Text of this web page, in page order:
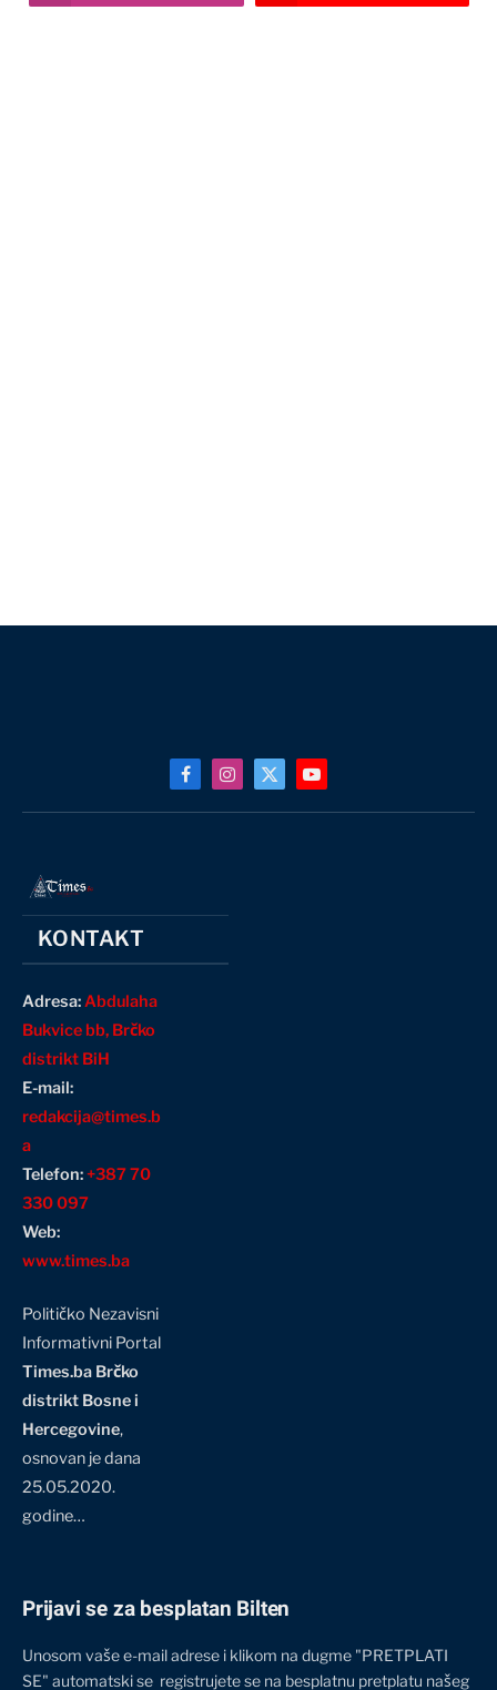
FacebookInstagram
X
(Twitter)
YouTube
KONTAKT
Adresa:Abdulaha
Bukvice bb, Brčko
distrikt BiH
E-mail:
redakcija@times.b
a
Telefon:+387 70
330 097
Web:
www.times.ba
Političko Nezavisni
Informativni Portal
Times.ba Brčko
distrikt Bosne i
Hercegovine,
osnovan je dana
25.05.2020.
godine…
Prijavi se za besplatan Bilten
Unosom vaše e-mail adrese i klikom na dugme "PRETPLATI
SE" automatski se registrujete se na besplatnu pretplatu našeg